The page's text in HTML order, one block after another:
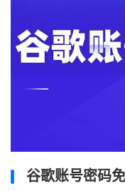
谷歌账号密码